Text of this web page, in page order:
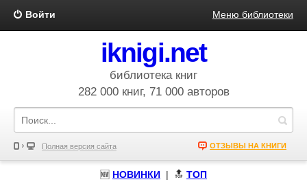
Войти Меню библиотеки
iknigi.net
библиотека книг
282 000 книг, 71 000 авторов
Полная версия сайта ОТЗЫВЫ НА КНИГИ
🆕 НОВИНКИ | 🔝 ТОП